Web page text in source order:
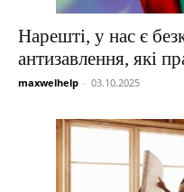
Нарешті, у нас є
антизавлення, які
maxwelhelp - 03.10.2025